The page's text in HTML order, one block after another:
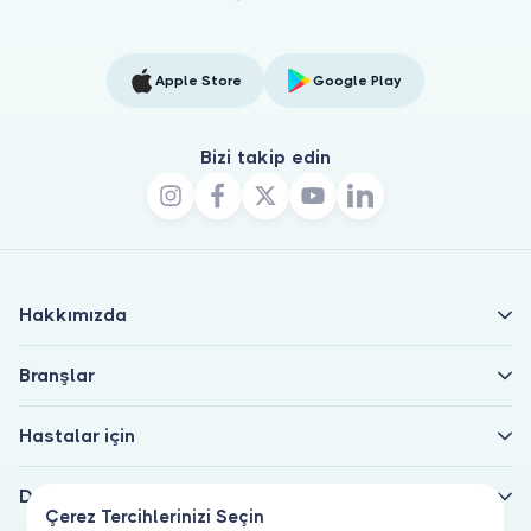
Çerez Tercihlerinizi Seçin
Apple Store Google Play
Bizi takip edin
Hakkımızda
Branşlar
Hastalar için
Doktorlar için